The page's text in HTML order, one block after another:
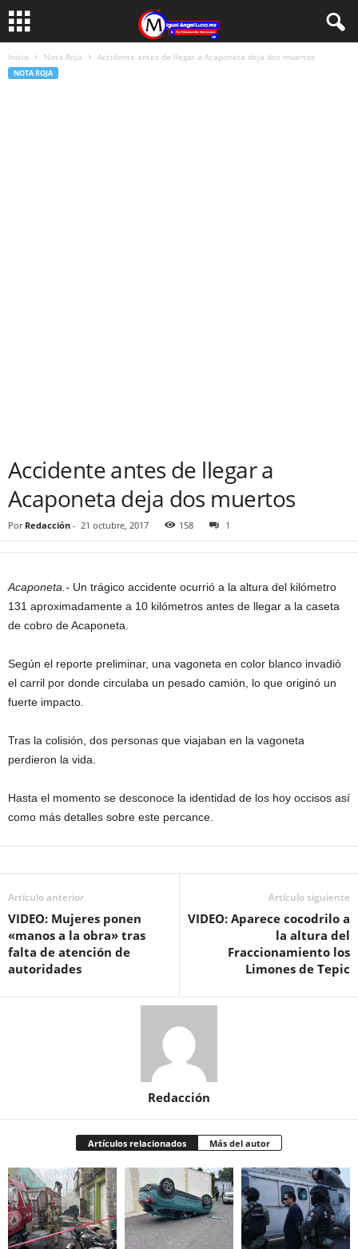
Inicio Nota Roja Accidente antes de llegar a Acaponeta deja dos muertos
NOTA ROJA
Accidente antes de llegar a
Acaponeta deja dos muertos
Por Redacción - 21 octubre, 2017 158 1
Acaponeta.- Un trágico accidente ocurrió a la altura del kilómetro
131 aproximadamente a 10 kilómetros antes de llegar a la caseta
de cobro de Acaponeta.
Según el reporte preliminar, una vagoneta en color blanco invadió
el carril por donde circulaba un pesado camión, lo que originó un
fuerte impacto.
Tras la colisión, dos personas que viajaban en la vagoneta
perdieron la vida.
Hasta el momento se desconoce la identidad de los hoy occisos así
como más detalles sobre este percance.
Artículo anterior
VIDEO: Mujeres ponen
«manos a la obra» tras
falta de atención de
autoridades
Artículo siguiente
VIDEO: Aparece cocodrilo a
la altura del
Fraccionamiento los
Limones de Tepic
Redacción
Artículos relacionados Más del autor